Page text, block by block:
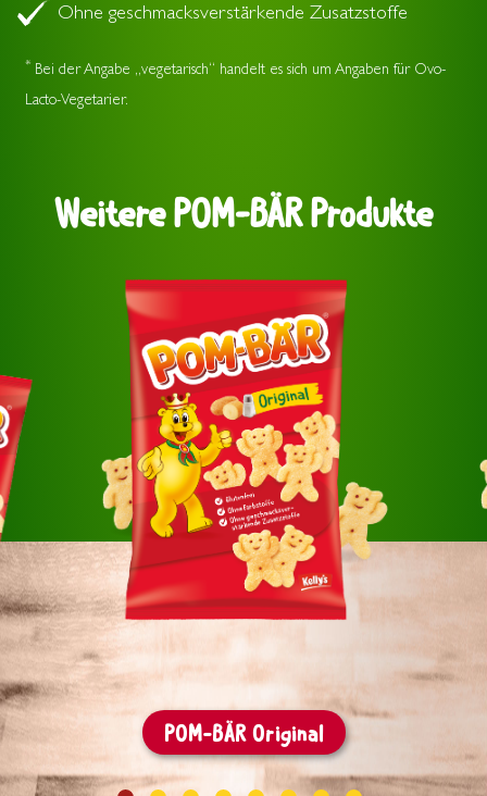
Ohne geschmacksverstärkende Zusatzstoffe
* Bei der Angabe „vegetarisch“ handelt es sich um Angaben für Ovo-
Lacto-Vegetarier.
WeiterePOM-BÄRProdukte
POM-BÄR Original